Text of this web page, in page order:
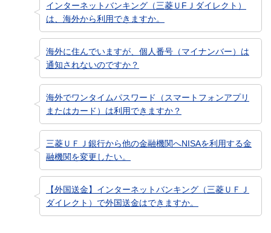
インターネットバンキング（三菱ＵFＪダイレクト）
は、海外から利用できますか。
海外に住んでいますが、個人番号（マイナンバー）は
通知されないのですか？
海外でワンタイムパスワード（スマートフォンアプリ
またはカード）は利用できますか？
三菱ＵＦＪ銀行から他の金融機関へNISAを利用する金
融機関を変更したい。
【外国送金】インターネットバンキング（三菱ＵＦＪ
ダイレクト）で外国送金はできますか。